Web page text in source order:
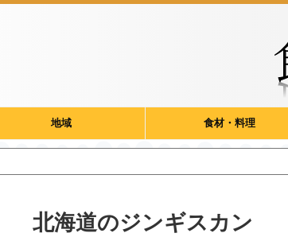
地域 食材・料理
北海道のジンギスカン